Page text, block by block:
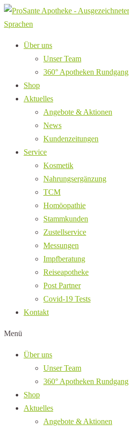
Über uns
Unser Team
360° Apotheken Rundgang
Shop
Aktuelles
Angebote & Aktionen
News
Kundenzeitungen
Service
Kosmetik
Nahrungsergänzung
TCM
Homöopathie
Stammkunden
Zustellservice
Messungen
Impfberatung
Reiseapotheke
Post Partner
Covid-19 Tests
Kontakt
Menü
Über uns
Unser Team
360° Apotheken Rundgang
Shop
Aktuelles
Angebote & Aktionen